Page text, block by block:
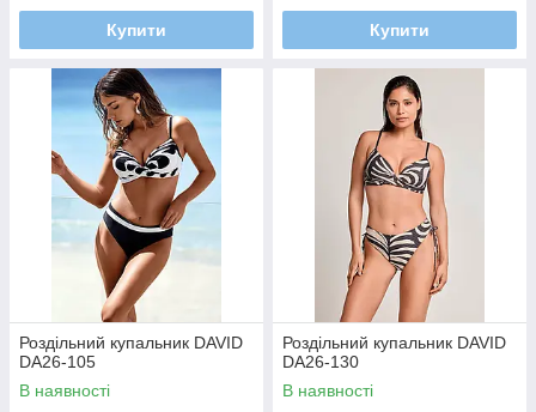
Купити Купити
Роздільний купальник DAVID
DA26-105
В наявності
Роздільний купальник DAVID
DA26-130
В наявності